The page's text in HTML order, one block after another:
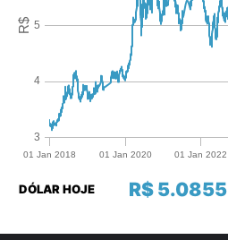
R$ 5.0855
DÓLAR HOJE